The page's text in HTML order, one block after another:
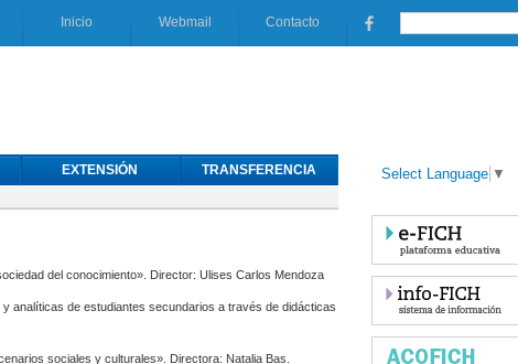
Inicio Webmail Contacto
Select Language ▼
EXTENSIÓN TRANSFERENCIA
del conocimiento». Director: Ulises Carlos Mendoza
analíticas de estudiantes secundarios a través de didácticas
sociales y culturales». Directora: Natalia Bas.